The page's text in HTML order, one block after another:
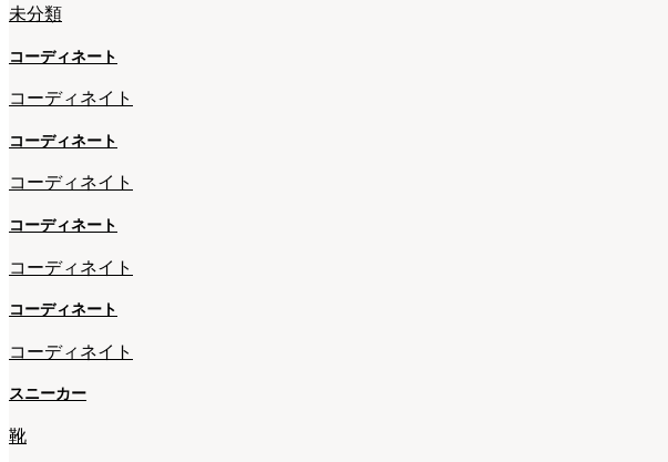
未分類
コーディネート
コーディネイト
コーディネート
コーディネイト
コーディネート
コーディネイト
コーディネート
コーディネイト
スニーカー
靴